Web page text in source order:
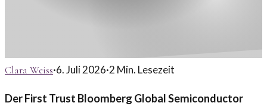
Clara Weiss·6. Juli 2026·2 Min. Lesezeit
Der First Trust Bloomberg Global Semiconductor